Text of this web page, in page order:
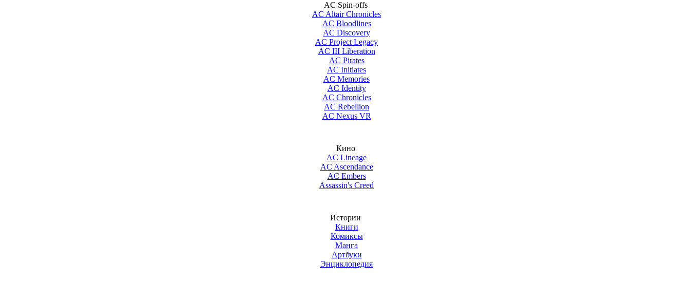
AC Spin-offs
AC Altair Chronicles
AC Bloodlines
AC Discovery
AC Project Legacy
AC III Liberation
AC Pirates
AC Initiates
AC Memories
AC Identity
AC Chronicles
AC Rebellion
AC Nexus VR
Кино
AC Lineage
AC Ascendance
AC Embers
Assassin's Creed
Истории
Книги
Комиксы
Манга
Артбуки
Энциклопедия